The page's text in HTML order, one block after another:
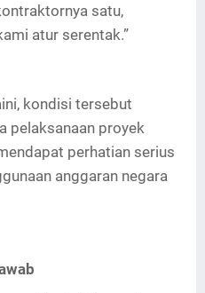
satu,
atur serentak.”
kondisi tersebut
pelaksanaan proyek
perhatian serius
anggaran negara